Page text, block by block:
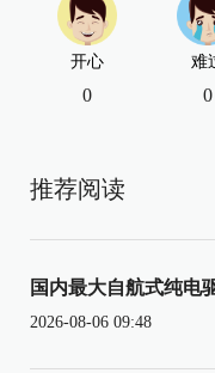
开心
0
难
0
推荐阅读
国内最大自航式纯电
2026-08-06 09:48